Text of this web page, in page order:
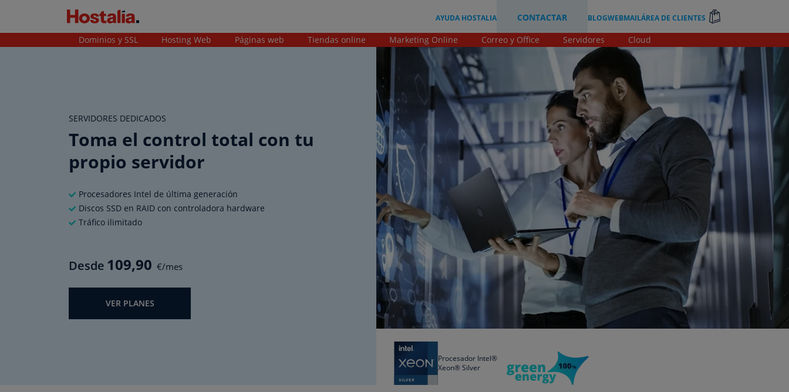
AYUDA HOSTALIA CONTACTAR BLOGWEBMAILÁREA DE CLIENTES
Dominios y SSL Hosting Web Páginas web Tiendas online Marketing Online Correo y Office Servidores Cloud
SERVIDORES DEDICADOS
Toma el control total con tu
propio servidor
Procesadores Intel de última generación
Discos SSD en RAID con controladora hardware
Tráfico ilimitado
Desde 109,90 €/mes
VER PLANES
Procesador Intel®
Xeon® Silver